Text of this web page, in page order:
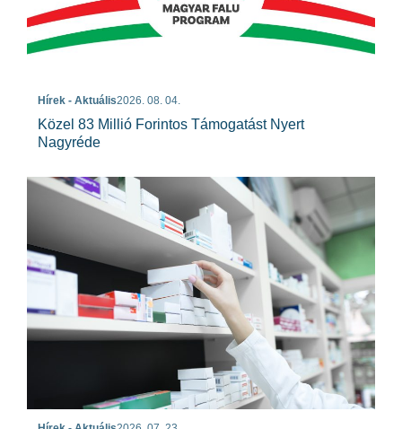
Hírek - Aktuális2026. 08. 04.
Közel 83 Millió Forintos Támogatást Nyert
Nagyréde